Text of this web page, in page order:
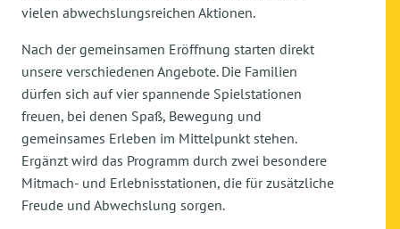
vielen abwechslungsreichen Aktionen.
Nach der gemeinsamen Eröffnung starten direkt
unsere verschiedenen Angebote. Die Familien
dürfen sich auf vier spannende Spielstationen
freuen, bei denen Spaß, Bewegung und
gemeinsames Erleben im Mittelpunkt stehen.
Ergänzt wird das Programm durch zwei besondere
Mitmach- und Erlebnisstationen, die für zusätzliche
Freude und Abwechslung sorgen.